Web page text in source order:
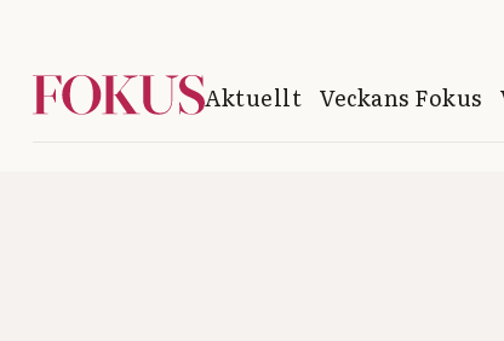
Aktuellt Veckans Fokus